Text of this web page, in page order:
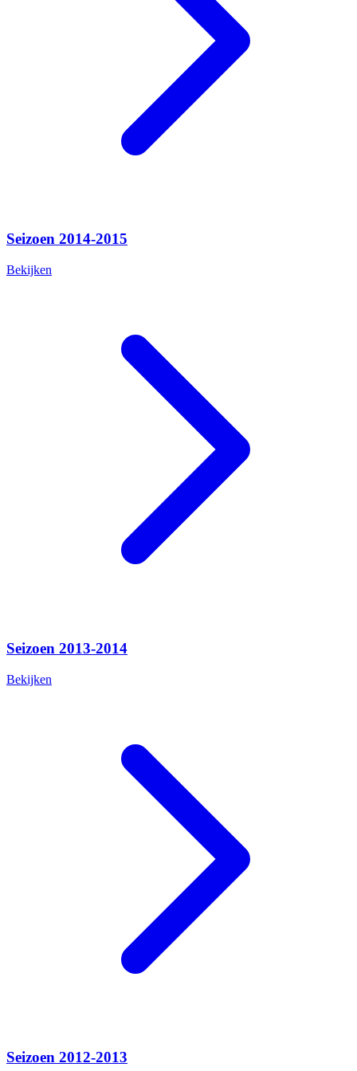
Seizoen 2014-2015
Bekijken
Seizoen 2013-2014
Bekijken
Seizoen 2012-2013